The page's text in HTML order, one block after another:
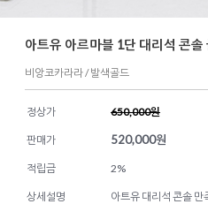
아트유 아르마블 1단 대리석 콘솔
비앙코카라라 / 발색골드
정상가 650,000원
판매가 520,000원
적립금 2%
상세설명
아트유 대리석 콘솔